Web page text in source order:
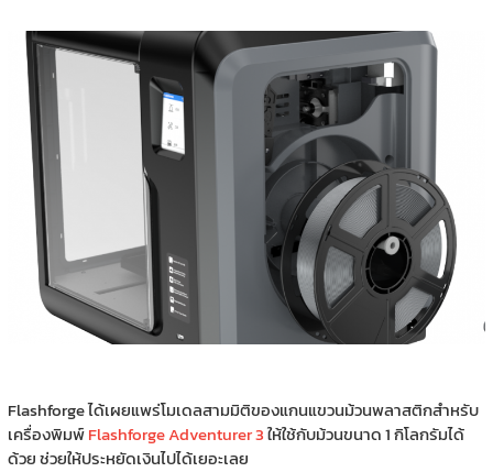
Flashforge ได้เผยแพร่โมเดลสามมิติของแกนแขวนม้วนพลาสติกสำหรับ
เครื่องพิมพ์Flashforge Adventurer 3ให้ใช้กับม้วนขนาด 1 กิโลกรัมได้
ด้วย ช่วยให้ประหยัดเงินไปได้เยอะเลย